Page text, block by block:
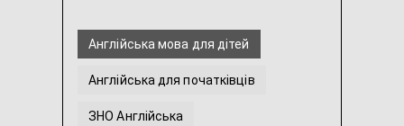
Англійська мова для дітей
Англійська для початківців
ЗНО Англійська